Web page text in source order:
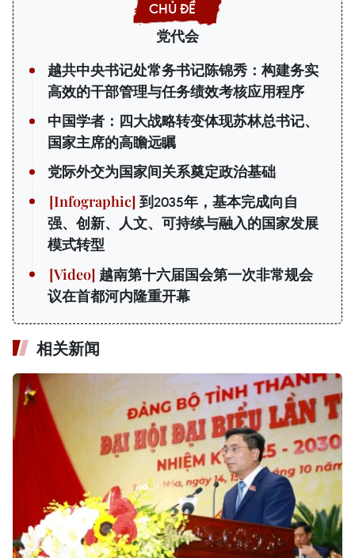
党代会
越共中央书记处常务书记陈锦秀：构建务实
高效的干部管理与任务绩效考核应用程序
中国学者：四大战略转变体现苏林总书记、
国家主席的高瞻远瞩
党际外交为国家间关系奠定政治基础
到2035年，基本完成向自
强、创新、人文、可持续与融入的国家发展
模式转型
越南第十六届国会第一次非常规会
议在首都河内隆重开幕
相关新闻